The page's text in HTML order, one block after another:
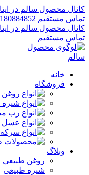
کانال محصول سالم در ایتا
تماس مستقیم 09180884852
کانال محصول سالم در ایتا
تماس مستقیم
خانه
فروشگاه
وبلاگ
روغن طبیعی
شیره طبیعی